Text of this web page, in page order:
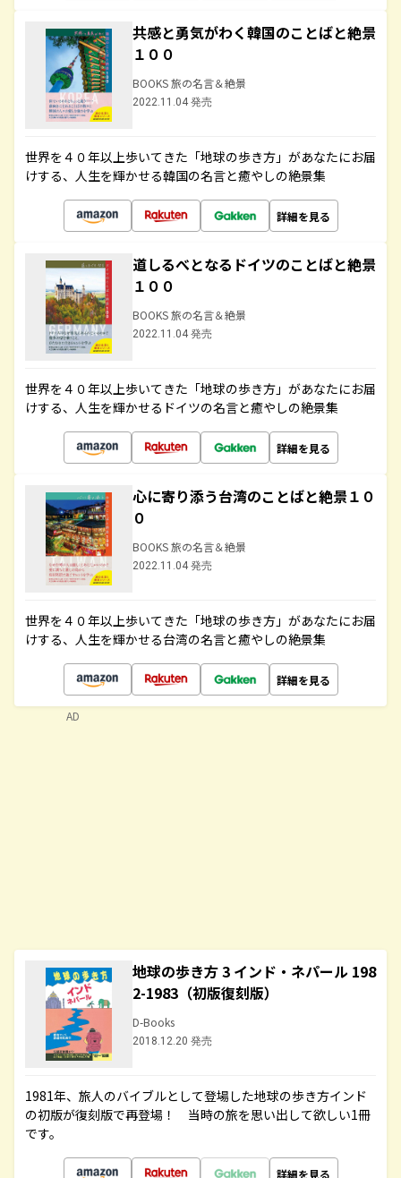
共感と勇気がわく韓国のことばと絶景
１００
BOOKS 旅の名言＆絶景
2022.11.04 発売
世界を４０年以上歩いてきた「地球の歩き方」があなたにお届
けする、人生を輝かせる韓国の名言と癒やしの絶景集
詳細を見る
道しるべとなるドイツのことばと絶景
１００
BOOKS 旅の名言＆絶景
2022.11.04 発売
世界を４０年以上歩いてきた「地球の歩き方」があなたにお届
けする、人生を輝かせるドイツの名言と癒やしの絶景集
詳細を見る
心に寄り添う台湾のことばと絶景１０
０
BOOKS 旅の名言＆絶景
2022.11.04 発売
世界を４０年以上歩いてきた「地球の歩き方」があなたにお届
けする、人生を輝かせる台湾の名言と癒やしの絶景集
詳細を見る
地球の歩き方 3 インド・ネパール 198
2-1983（初版復刻版）
D-Books
2018.12.20 発売
1981年、旅人のバイブルとして登場した地球の歩き方インド
の初版が復刻版で再登場！ 当時の旅を思い出して欲しい1冊
です。
詳細を見る
AD